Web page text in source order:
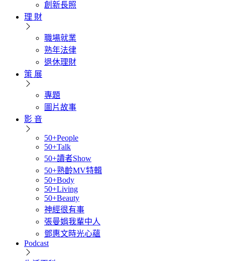
創新長照
理 財
職場就業
熟年法律
退休理財
策 展
專題
圖片故事
影 音
50+People
50+Talk
50+讀者Show
50+熟齡MV特輯
50+Body
50+Living
50+Beauty
神經很有事
張曼娟我輩中人
鄧惠文時光心蘊
Podcast